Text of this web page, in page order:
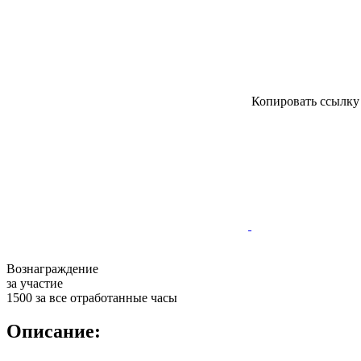
Копировать ссылку
Вознаграждение
за участие
1500 за все отработанные часы
Описание: